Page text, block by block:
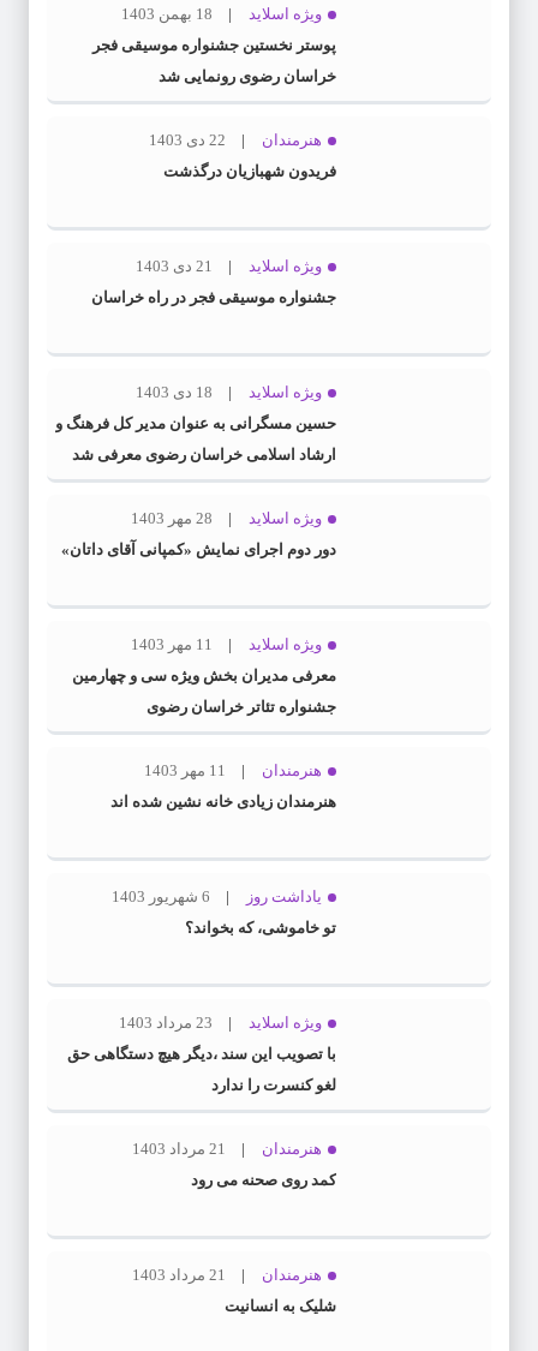
ویژه اسلاید
18 بهمن 1403
پوستر نخستین جشنواره موسیقی فجر
خراسان رضوی رونمایی شد
هنرمندان
22 دی 1403
فریدون شهبازیان درگذشت
ویژه اسلاید
21 دی 1403
جشنواره موسیقی فجر در راه خراسان
ویژه اسلاید
18 دی 1403
حسین مسگرانی به عنوان مدیر کل فرهنگ و
ارشاد اسلامی خراسان رضوی معرفی شد
ویژه اسلاید
28 مهر 1403
دور دوم اجرای نمایش «کمپانی آقای داتان»
ویژه اسلاید
11 مهر 1403
معرفی مدیران بخش ویژه سی و چهارمین
جشنواره تئاتر خراسان رضوی
هنرمندان
11 مهر 1403
هنرمندان زیادی خانه نشین شده اند
یاداشت روز
6 شهریور 1403
تو خاموشی، که بخواند؟
ویژه اسلاید
23 مرداد 1403
با تصویب این سند ،دیگر هیچ دستگاهی حق
لغو کنسرت را ندارد
هنرمندان
21 مرداد 1403
کمد روی صحنه می رود
هنرمندان
21 مرداد 1403
شلیک به انسانیت